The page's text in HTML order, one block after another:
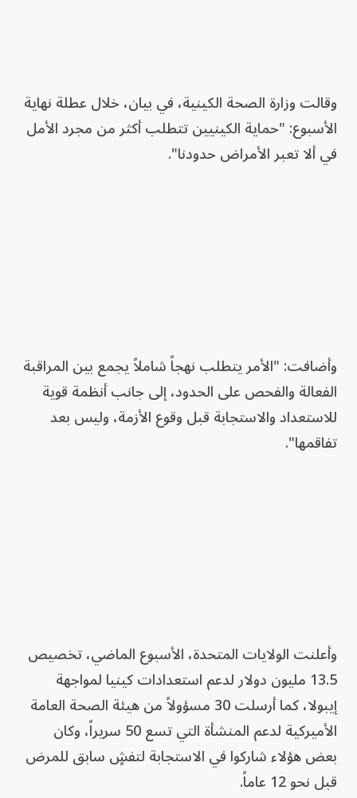
وقالت وزارة الصحة الكينية، في بيان، خلال عطلة نهاية
الأسبوع: "حماية الكينيين تتطلب أكثر من مجرد الأمل
في ألا تعبر الأمراض حدودنا".
وأضافت: "الأمر يتطلب نهجاً شاملاً يجمع بين المراقبة
الفعالة والفحص على الحدود، إلى جانب أنظمة قوية
للاستعداد والاستجابة قبل وقوع الأزمة، وليس بعد
تفاقمها".
وأعلنت الولايات المتحدة، الأسبوع الماضي، تخصيص
13.5 مليون دولار لدعم استعدادات كينيا لمواجهة
إيبولا، كما أرسلت 30 مسؤولاً من هيئة الصحة العامة
الأميركية لدعم المنشأة التي تسع 50 سريراً، وكان
بعض هؤلاء شاركوا في الاستجابة لتفشٍ سابق للمرض
قبل نحو 12 عاماً.